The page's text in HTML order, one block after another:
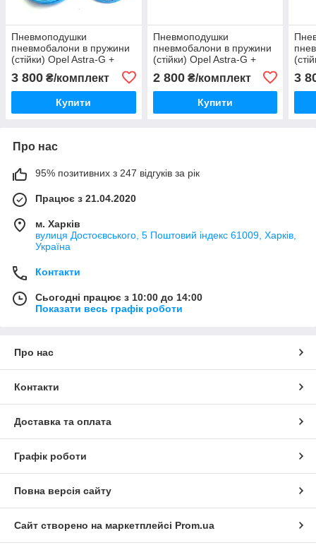
Пневмоподушки
пневмобалони в пружини
(стійки) Opel Astra-G +
Zafira-A 1998-2009 Опель
Астра Г Зафіра А
3 800 ₴/комплект
Купити
Пневмоподушки
пневмобалони в пружини
(стійки) Opel Astra-G +
Zafira-A 1998-2009 Опель
Астра Г Зафіра А
2 800₴/комплект
Купити
3
Про нас
95% позитивних з 247 відгуків за рік
Працює з 21.04.2020
м. Харків
вулиця Достоєвського, 5 Поштовий індекс 61009, Харків,
Україна
Контакти
Сьогодні працює з 10:00 до 14:00
Показати весь графік роботи
Про нас
Контакти
Доставка та оплата
Графік роботи
Повна версія сайту
Сайт створено на маркетплейсі Prom.ua